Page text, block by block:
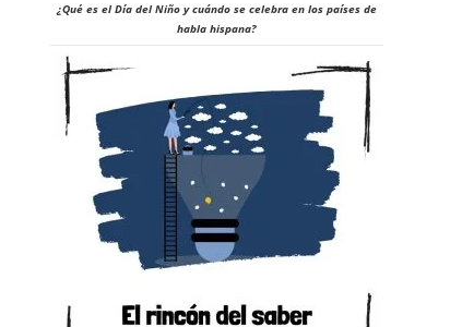
¿Qué es el Día del Niño y cuándo se celebra en los países de
habla hispana?